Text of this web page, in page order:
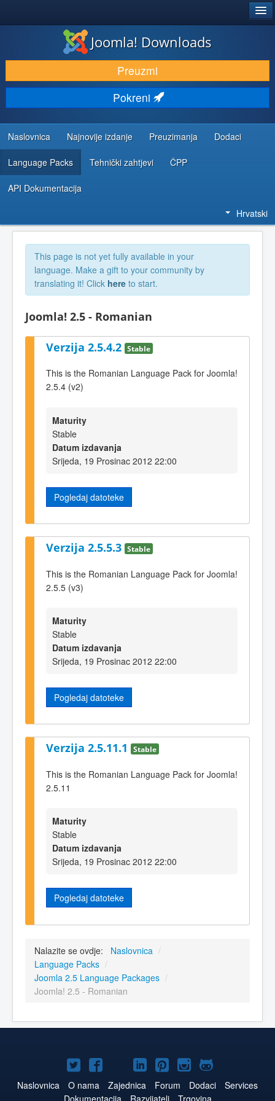
DOWNLOAD & EXTEND
DISCOVER & LEARN
COMMUNITY & SUPPORT
DEVELOPER RESOURCES
Joomla! Downloads
Preuzmi
Pokreni
Naslovnica Najnovije izdanje Preuzimanja Dodaci
Language Packs Tehnički zahtjevi ČPP
API Dokumentacija
Hrvatski
This page is not yet fully available in your
language. Make a gift to your community by
translating it! Click here to start.
Joomla! 2.5 - Romanian
Verzija 2.5.4.2 Stable
This is the Romanian Language Pack for Joomla!
2.5.4 (v2)
Maturity
Stable
Datum izdavanja
Srijeda, 19 Prosinac 2012 22:00
Pogledaj datoteke
Verzija 2.5.5.3 Stable
This is the Romanian Language Pack for Joomla!
2.5.5 (v3)
Maturity
Stable
Datum izdavanja
Srijeda, 19 Prosinac 2012 22:00
Pogledaj datoteke
Verzija 2.5.11.1 Stable
This is the Romanian Language Pack for Joomla!
2.5.11
Maturity
Stable
Datum izdavanja
Srijeda, 19 Prosinac 2012 22:00
Pogledaj datoteke
Nalazite se ovdje: Naslovnica /
Language Packs /
Joomla 2.5 Language Packages /
Joomla! 2.5 - Romanian
Joomla!
na
Joomla!
na
Joomla!
na
Joomla!
na
Joomla!
na
Joomla!
na
Joomla!
na
Naslovnica O nama Zajednica Forum Dodaci
Services
Dokumentacija
Razvijatelj Trgovina